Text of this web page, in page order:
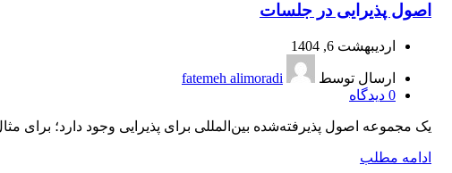
اصول پذیرایی در جلسات
اردیبهشت 6, 1404
ارسال توسط
fatemeh alimoradi
0 دیدگاه
یک مجموعه اصول پذیرفته‌شده بین‌المللی برای پذیرایی وجود دارد؛ برای
ادامه مطلب